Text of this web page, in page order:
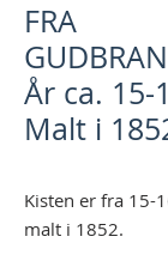
FRA
År ca.
Malt i
Kisten er fra 15-
malt i 1852.